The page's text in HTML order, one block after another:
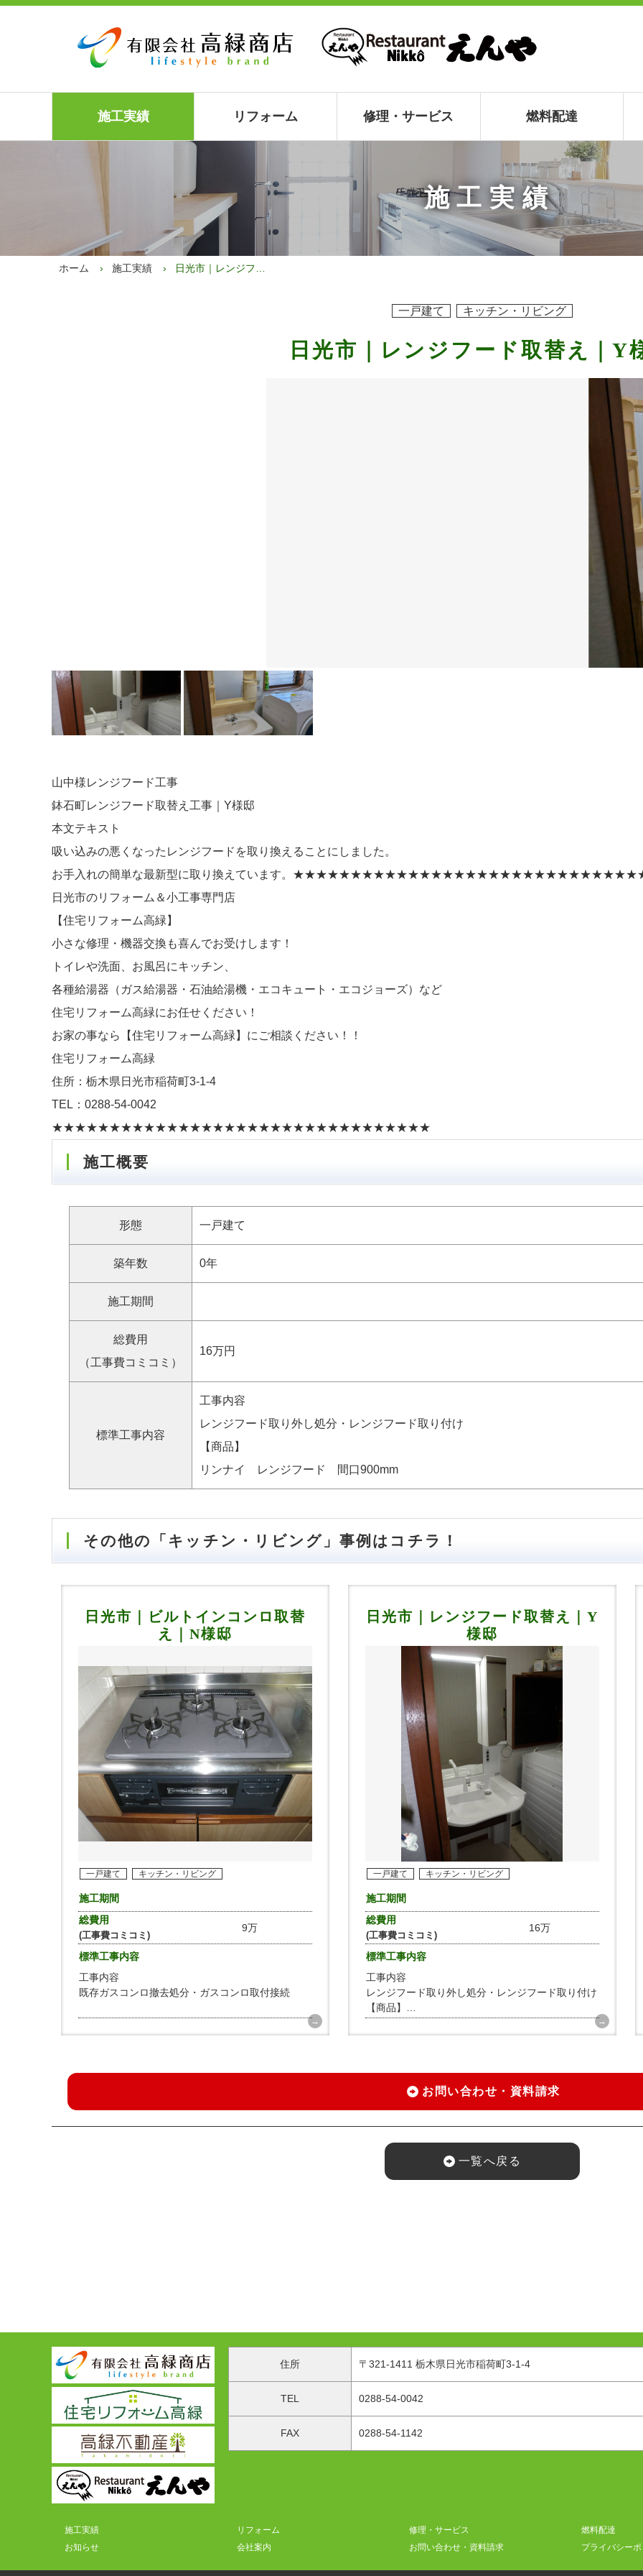
施工実績 リフォーム 修理・サービス 燃料配達
施工実績
ホーム 施工実績
一戸建て キッチン・リビング
日光市｜レンジフード取替え｜Y
山中様レンジフード工事
鉢石町レンジフード取替え工事｜Y様邸
本文テキスト
吸い込みの悪くなったレンジフードを取り換えることにしました。
お手入れの簡単な最新型に取り換えています。
日光市のリフォーム＆小工事専門店
【住宅リフォーム高緑】
小さな修理・機器交換も喜んでお受けします！
トイレや洗面、お風呂にキッチン、
各種給湯器（ガス給湯器・石油給湯機・エコキュート・エコジョーズ）など
住宅リフォーム高緑にお任せください！
お家の事なら【住宅リフォーム高緑】にご相談ください！！
住宅リフォーム高緑
住所：栃木県日光市稲荷町3-1-4
TEL：0288-54-0042
★★★★★★★★★★★★★★★★★★★★★★★★★★★★★★★★★
施工概要
形態 一戸建て
築年数 0年
施工期間
総費用
（工事費コミコミ）
16万円
標準工事内容
工事内容
レンジフード取り外し処分・レンジフード取り付け
【商品】
リンナイ レンジフード 間口900mm
その他の「キッチン・リビング」事例はコチラ！
日光市｜ビルトインコンロ取替
え｜N様邸
一戸建て キッチン・リビング
施工期間
総費用
(工事費コミコミ)
9万
標準工事内容
工事内容
既存ガスコンロ撤去処分・ガスコンロ取付接続
日光市｜レンジフード取替え｜Y
様邸
一戸建て キッチン・リビング
施工期間
総費用
(工事費コミコミ)
16万
標準工事内容
工事内容
レンジフード取り外し処分・レンジフード取り付け
【商品】
お問い合わせ・資料請求
一覧へ戻る
住所 〒321-1411 栃木県日光市稲荷町3-1-4
TEL 0288-54-0042
FAX 0288-54-1142
施工実績
お知らせ
リフォーム
会社案内
修理・サービス
お問い合わせ・資料請求
燃料配達
プライバシー